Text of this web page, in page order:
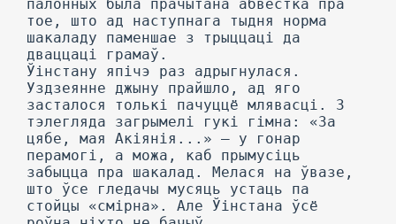
палонных была прачытана абвестка пра
тое, што ад наступнага тыдня норма
шакаладу паменшае з трыццаці да
дваццаці грамаў.
Ўінстану япічэ раз адрыгнулася.
Уздзеянне джыну прайшло, ад яго
засталося толькі пачуццё млявасці. 3
тэлегляда загрымелі гукі гімна: «За
цябе, мая Акіянія...» — у гонар
перамогі, а можа, каб прымусіць
забыцца пра шакалад. Мелася на ўвазе,
што ўсе гледачы мусяць устаць па
стойцы «смірна». Але Ўінстана ўсё